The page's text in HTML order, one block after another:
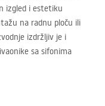
izgled i estetiku
na radnu ploču ili
izdržljiv je i
sa sifonima